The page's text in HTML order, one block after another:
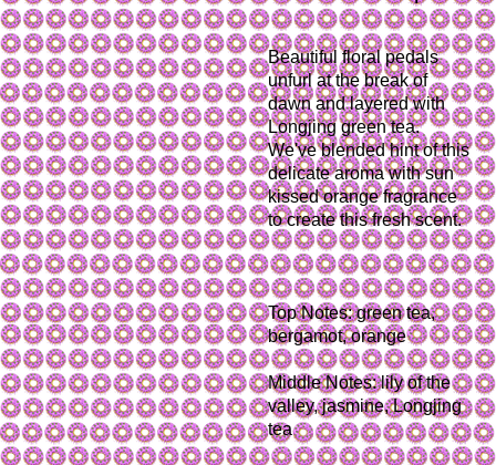
Beautiful floral pedals
unfurl at the break of
dawn and layered with
Longjing green tea.
We've blended hint of this
delicate aroma with sun
kissed orange fragrance
to create this fresh scent.
Top Notes: green tea,
bergamot, orange
Middle Notes: lily of the
valley, jasmine, Longjing
tea